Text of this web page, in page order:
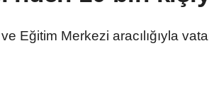
Eğitim Merkezi aracılığıyla